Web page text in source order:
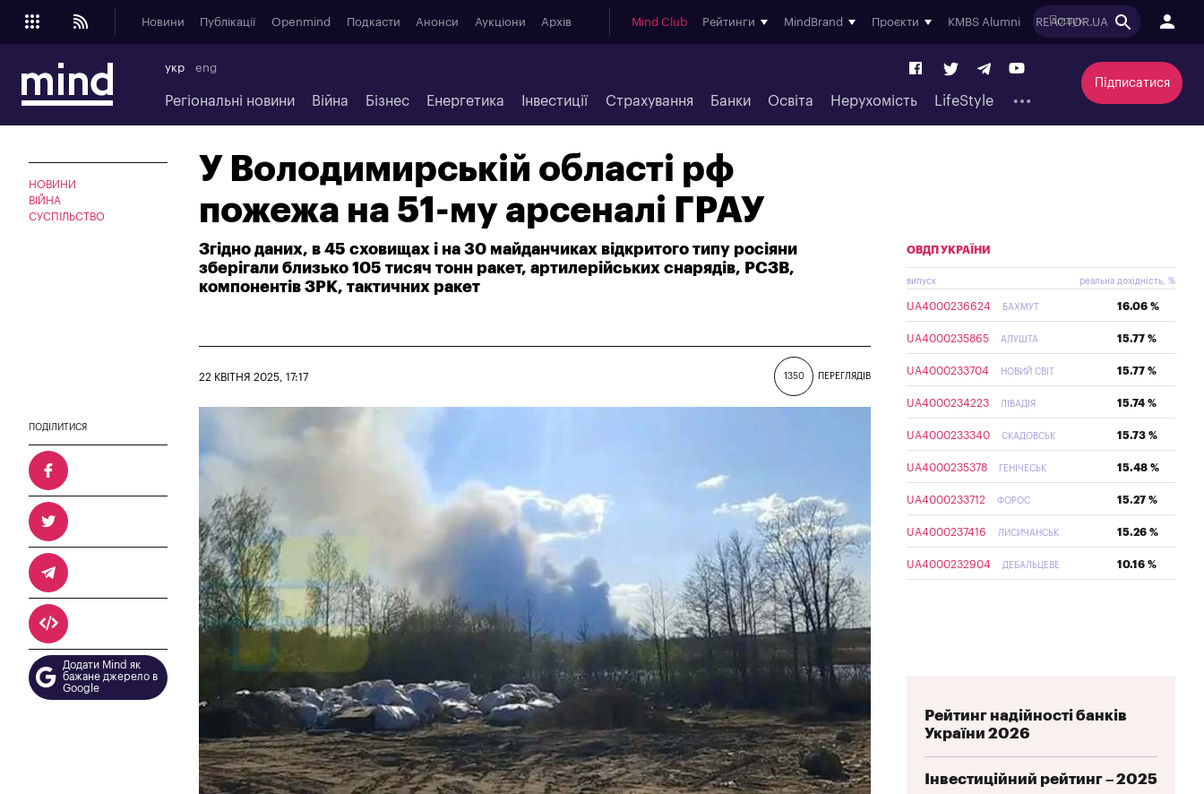
Новини Публікації Openmind Подкасти Анонси Аукціони Архів Mind Club Рейтинги MindBrand Проєкти KMBS Alumni REACTOR.UA
укр eng
Регіональні новини Війна Бізнес Енергетика Інвестиції Страхування Банки Освіта Нерухомість LifeStyle
Підписатися
НОВИНИ
ВІЙНА
СУСПІЛЬСТВО
У Володимирській області рф
пожежа на 51-му арсеналі ГРАУ
Згідно даних, в 45 сховищах і на 30 майданчиках відкритого типу росіяни
зберігали близько 105 тисяч тонн ракет, артилерійських снарядів, РСЗВ,
компонентів ЗРК, тактичних ракет
1350 ПЕРЕГЛЯДІВ
22 КВІТНЯ 2025, 17:17
ПОДІЛИТИСЯ
Додати Mind як
бажане джерело в
Google
ОВДП УКРАЇНИ
випуск реальна дохідність, %
UA4000236624 БАХМУТ 16.06 %
UA4000235865 АЛУШТА 15.77 %
UA4000233704 НОВИЙ СВІТ 15.77 %
UA4000234223 ЛІВАДІЯ 15.74 %
UA4000233340 СКАДОВСЬК 15.73 %
UA4000235378 ГЕНІЧЕСЬК 15.48 %
UA4000233712 ФОРОС 15.27 %
UA4000237416 ЛИСИЧАНСЬК 15.26 %
UA4000232904 ДЕБАЛЬЦЕВЕ 10.16 %
Рейтинг надійності банків
України 2026
Інвестиційний рейтинг – 2025